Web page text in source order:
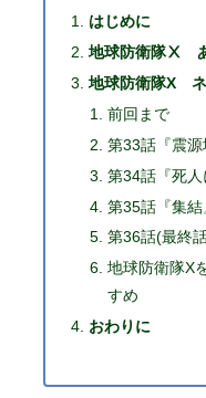
はじめに
地球防衛隊Ⅹ
地球防衛隊X
前回まで
第33話『震源
第34話『死人
第35話『集結
第36話(最終
地球防衛隊X
すめ
おわりに